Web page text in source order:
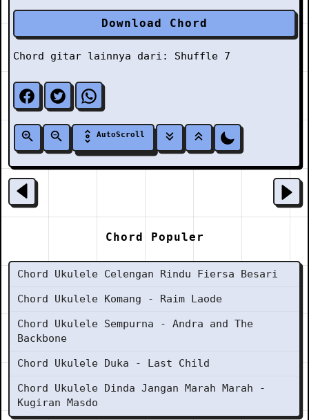
Download Chord
Chord gitar lainnya dari: Shuffle 7
AutoScroll
Chord Populer
Chord Ukulele Celengan Rindu Fiersa Besari
Chord Ukulele Komang - Raim Laode
Chord Ukulele Sempurna - Andra and The
Backbone
Chord Ukulele Duka - Last Child
Chord Ukulele Dinda Jangan Marah Marah -
Kugiran Masdo